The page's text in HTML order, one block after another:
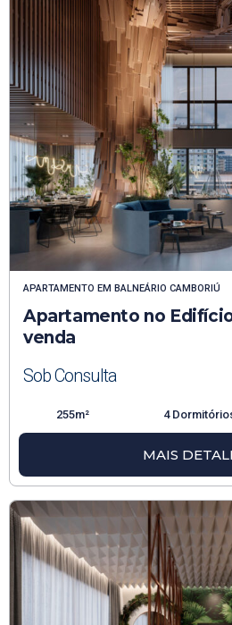
APARTAMENTO EM BALNEÁRIO CAMBORIÚ
Apartamento no
venda
Sob Consulta
255m² 4
MAIS